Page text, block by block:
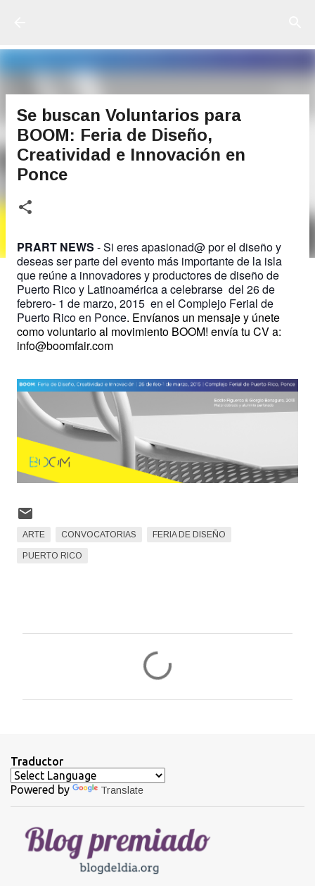
Se buscan Voluntarios para
BOOM: Feria de Diseño,
Creatividad e Innovación en
Ponce
PRART NEWS - Si eres apasionad@ por el diseño y
deseas ser parte del evento más importante de la isla
que reúne a innovadores y productores de diseño de
Puerto Rico y Latinoamérica a celebrarse del 26 de
febrero- 1 de marzo, 2015 en el Complejo Ferial de
Puerto Rico en Ponce. Envíanos un mensaje y únete
como voluntario al movimiento BOOM! envía tu CV a:
info@boomfair.com
ARTE CONVOCATORIAS FERIA DE DISEÑO
PUERTO RICO
a
r
o
s
Traductor
Powered by Translate